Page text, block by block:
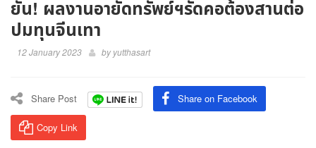
ยัน! ผลงานอายัดทรัพย์ฯรัดคอต้องสานต่อ
ปมทุนจีนเทา
12 January 2023 by yutthasart
Share Post Share on Facebook
Copy Link